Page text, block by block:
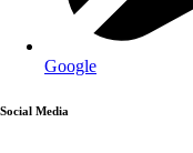
Google
Social Media